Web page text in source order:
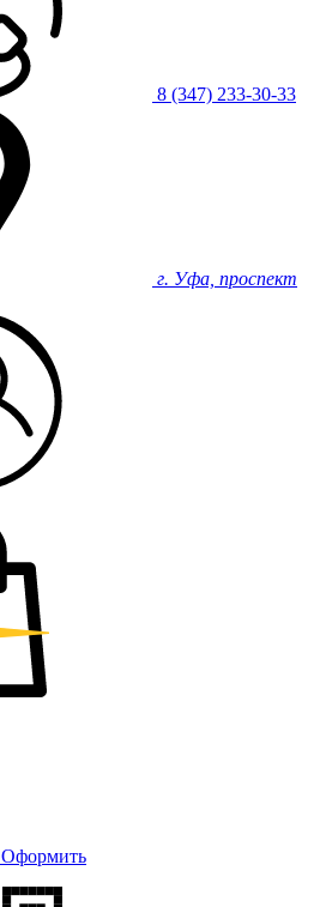
8 (347) 233-30-33
г. Уфа, проспект
Оформить